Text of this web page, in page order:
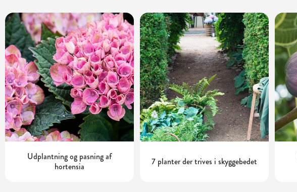
Udplantning og pasning af
hortensia
7 planter der trives i skyggebedet